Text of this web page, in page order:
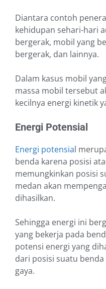
Diantara contoh
kehidupan sehari-hari
bergerak, mobil yang
bergerak, dan lainnya.
Dalam kasus mobil
massa mobil tersebut
kecilnya energi kinetik
Energi Potensial
Energi potensial
benda karena posisi
memungkinkan posisi
medan akan
dihasilkan.
Sehingga energi ini
yang bekerja pada
potensi energi yang
dari posisi suatu
gaya.